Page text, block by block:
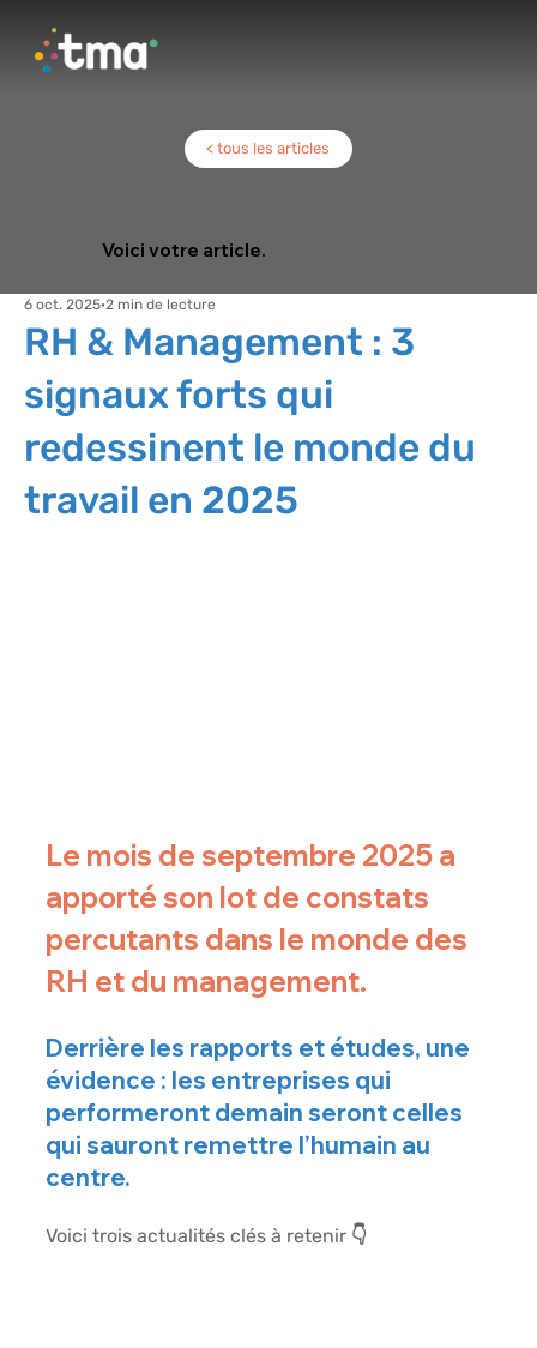
Voici votre article.
< tous les articles
RH & Management : 3
signaux forts qui
redessinent le monde du
travail en 2025
6 oct. 2025 2 min de lecture
Le mois de septembre 2025 a
apporté son lot de constats
percutants dans le monde des
RH et du management.
Derrière les rapports et études, une
évidence : les entreprises qui
performeront demain seront celles
qui sauront remettre l’humain au
centre.
Voici trois actualités clés à retenir 👇